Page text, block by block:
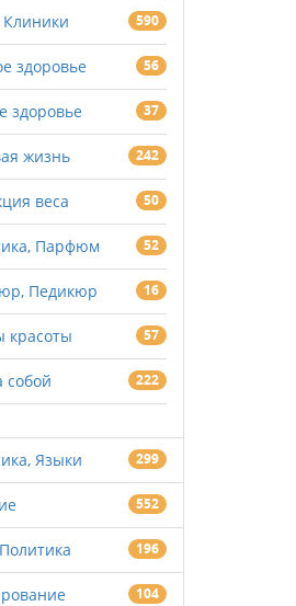
590
здоровье 56
здоровье 37
жизнь 242
веса 50
Парфюм 52
Педикюр 16
красоты 57
собой 222
Языки 299
552
196
104